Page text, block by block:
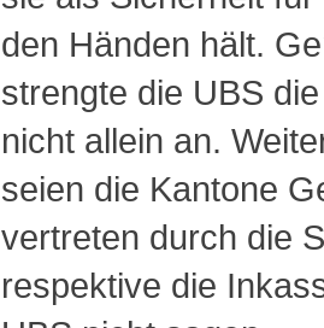
den Händen hält.
strengte die UBS
nicht allein an.
seien die Kantone
vertreten durch die
respektive die